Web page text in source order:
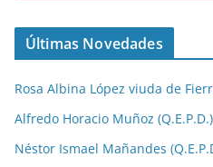
Últimas Novedades
Rosa Albina López viuda de
Alfredo Horacio Muñoz (Q.E.P.D.)
Néstor Ismael Mañandes